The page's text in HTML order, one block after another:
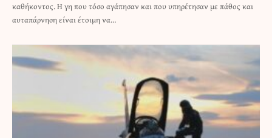
καθήκοντος. Η γη που τόσο αγάπησαν και που υπηρέτησαν με πάθος και
αυταπάρνηση είναι έτοιμη να…